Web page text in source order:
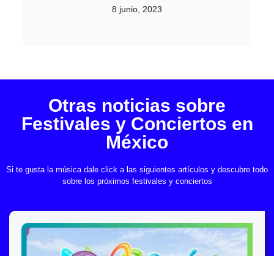
8 junio, 2023
Otras noticias sobre
Festivales y Conciertos en
México
Si te gusta la música dale click a las siguientes artículos y descubre todo
sobre los próximos festivales y conciertos